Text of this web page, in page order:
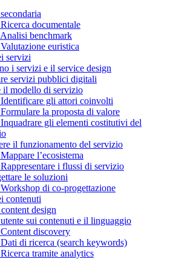
documentale
benchmark
euristica
servizi
i servizi e il service design
servizi pubblici digitali
il modello di servizio
gli attori coinvolti
la proposta di valore
gli elementi costitutivi del
il funzionamento del servizio
l’ecosistema
i flussi di servizio
le soluzioni
di co-progettazione
contenuti
design
sui contenuti e il linguaggio
discovery
di ricerca (search keywords)
tramite analytics